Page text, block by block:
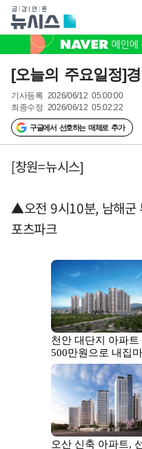
[오늘의 주요일정]
기사등록 2026/06/12 05:00:00
최종수정 2026/06/12 05:02:22
구글에서 선호하는 매체로 추가
[창원=뉴시스]
▲오전 9시10분, 남해군
포츠파크